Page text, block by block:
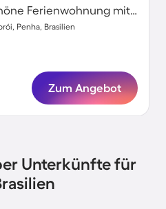
Kinderfreundliche schöne Ferienwohnung mit Terrasse und Garten
Penha, Brasilien
Zum Angebot
Unterkünfte für